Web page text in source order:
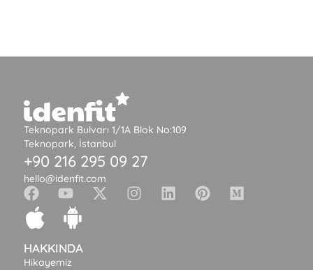
Teknopark Bulvarı 1/1A Blok No:109
Teknopark, İstanbul
+90 216 295 09 27
hello@idenfit.com
HAKKINDA
Hikayemiz